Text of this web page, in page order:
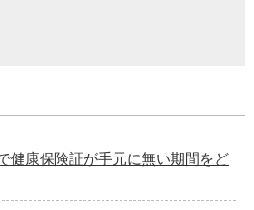
健康保険証が手元に無い期間をど